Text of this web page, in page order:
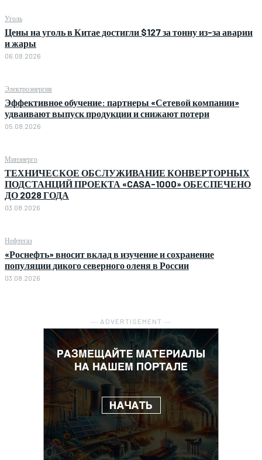
Уголь
Цены на уголь в Китае достигли $127 за тонну из-за аварии
и жары
06.08.2026
Электроэнергия
Эффективное обучение: партнеры «Сетевой компании»
удваивают выпуск продукции и снижают потери
05.08.2026
Минэнерго
ТЕХНИЧЕСКОЕ ОБСЛУЖИВАНИЕ КОНВЕРТОРНЫХ
ПОДСТАНЦИЙ ПРОЕКТА «CASA-1000» ОБЕСПЕЧЕНО
ДО 2028 ГОДА
03.08.2026
Нефтегаз
«Роснефть» вносит вклад в изучение и сохранение
популяции дикого северного оленя в России
03.08.2026
― ADVERTISEMENT ―